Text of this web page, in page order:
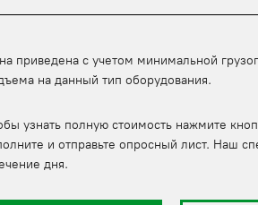
приведена с учетом минимальной
на данный тип оборудования.
узнать полную стоимость нажмите
и отправьте опросный лист. Наш
дня.